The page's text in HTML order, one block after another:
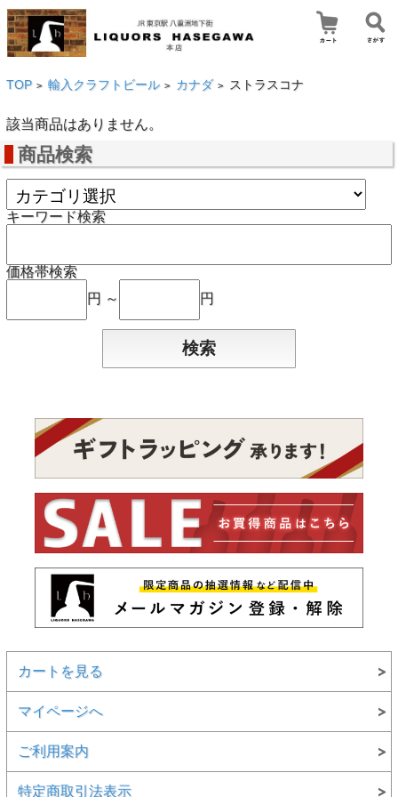
TOP > 輸入クラフトビール > カナダ > ストラスコナ
該当商品はありません。
商品検索
キーワード検索
価格帯検索
円 ～
円
カートを見る
マイページへ
ご利用案内
特定商取引法表示